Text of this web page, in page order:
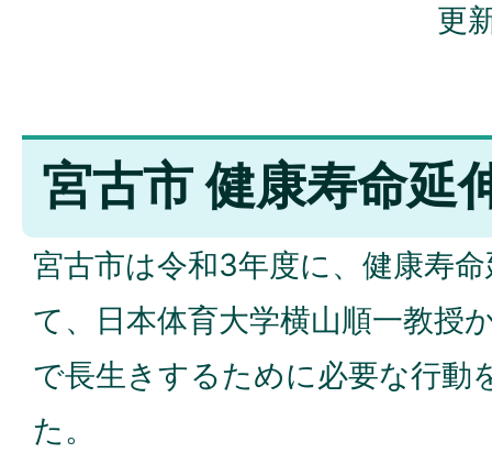
更
宮古市 健康寿命延
宮古市は令和3年度に、健康寿
て、日本体育大学横山順一教授
で長生きするために必要な行動
た。